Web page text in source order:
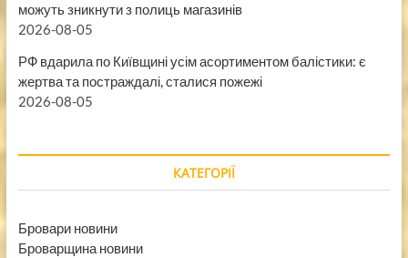
можуть зникнути з полиць магазинів
2026-08-05
РФ вдарила по Київщині усім асортиментом балістики: є
жертва та постраждалі, сталися пожежі
2026-08-05
КАТЕГОРІЇ
Бровари новини
Броварщина новини